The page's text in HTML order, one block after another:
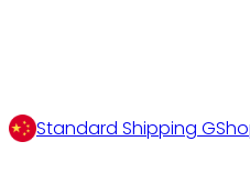
Standard Shipping